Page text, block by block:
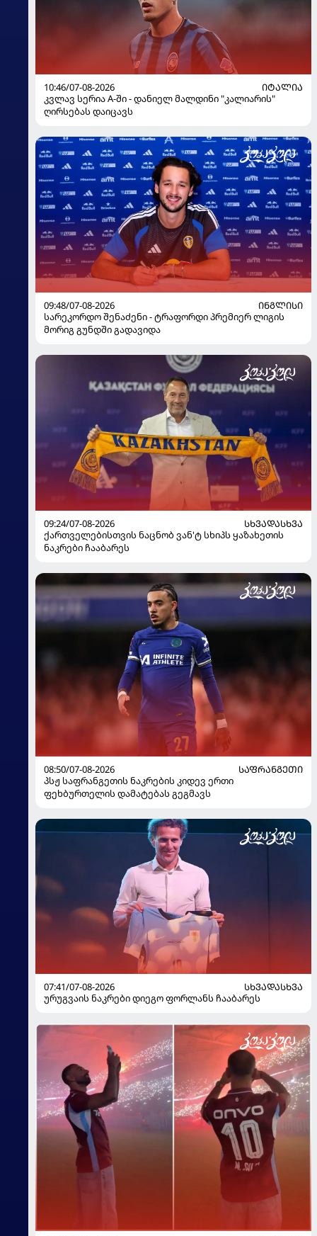
10:46/07-08-2026
ᲘᲢᲐᲚᲘᲐ
კვლავ სერია A-ში - დანიელ მალდინი "კალიარის"
ღირსებას დაიცავს
09:48/07-08-2026
ᲘᲜᲒᲚᲘᲡᲘ
სარეკორდო შენაძენი - ტრაფორდი პრემიერ ლიგის
მორიგ გუნდში გადავიდა
09:24/07-08-2026
ᲡᲮᲕᲐᲓᲐᲡᲮᲕᲐ
ქართველებისთვის ნაცნობ ვან'ტ სხიპს ყაზახეთის
ნაკრები ჩააბარეს
08:50/07-08-2026
ᲡᲐᲤᲠᲐᲜᲒᲔᲗᲘ
პსჟ საფრანგეთის ნაკრების კიდევ ერთი
ფეხბურთელის დამატებას გეგმავს
07:41/07-08-2026
ᲡᲮᲕᲐᲓᲐᲡᲮᲕᲐ
ურუგვაის ნაკრები დიეგო ფორლანს ჩააბარეს